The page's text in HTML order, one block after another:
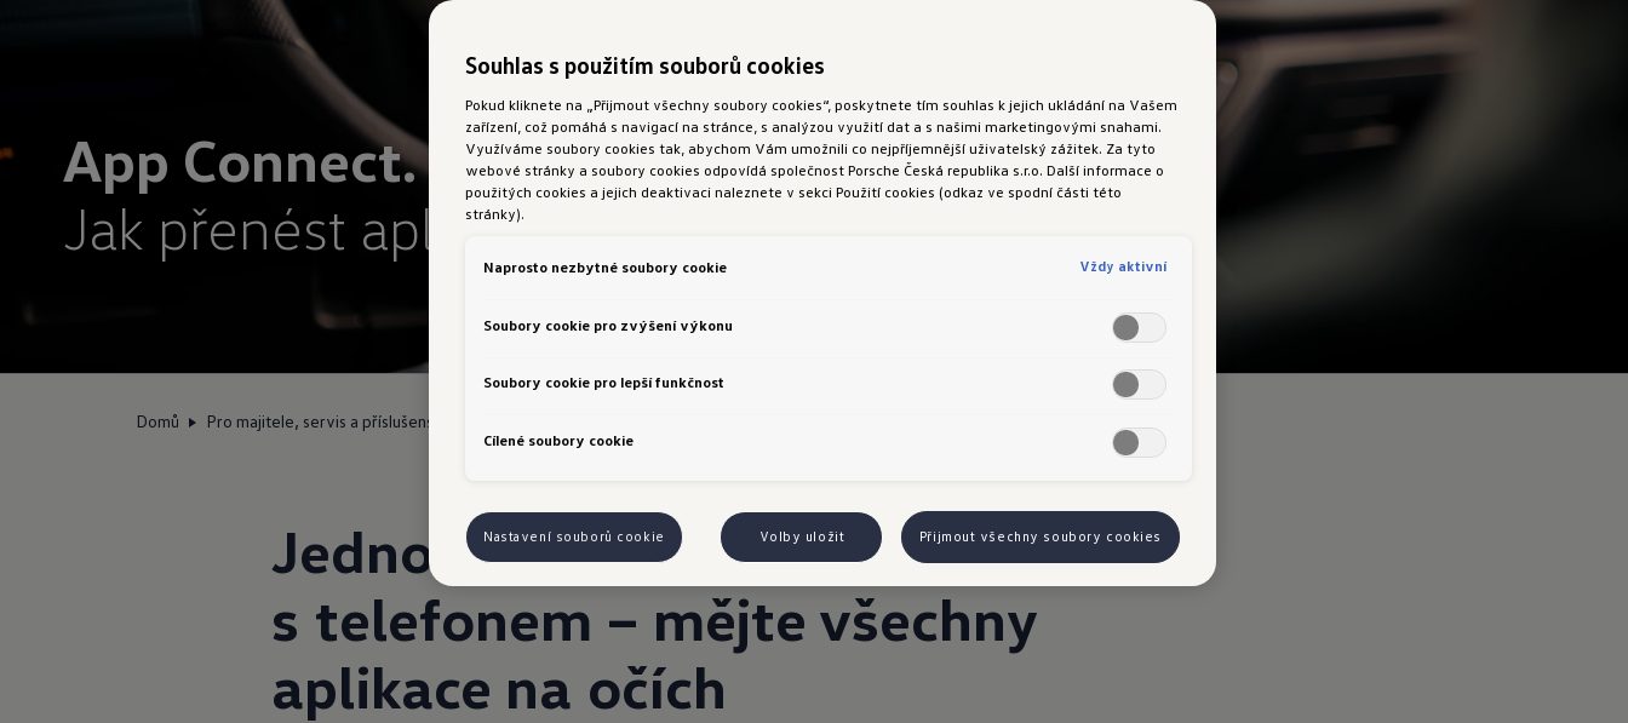
App Connect.
Jak přenést aplikace do vozidla
Domů Pro majitele, servis a příslušenství
Jednoduše propojte auto
s telefonem – mějte všechny
aplikace na očích
Souhlas s použitím souborů cookies
Pokud kliknete na „Přijmout všechny soubory cookies“, poskytnete tím souhlas k jejich ukládání na Vašem
zařízení, což pomáhá s navigací na stránce, s analýzou využití dat a s našimi marketingovými snahami.
Využíváme soubory cookies tak, abychom Vám umožnili co nejpříjemnější uživatelský zážitek. Za tyto
webové stránky a soubory cookies odpovídá společnost Porsche Česká republika s.r.o. Další informace o
použitých cookies a jejich deaktivaci naleznete v sekci Použití cookies (odkaz ve spodní části této
stránky).
Naprosto nezbytné soubory cookie Vždy aktivní
Soubory cookie pro zvýšení výkonu
Soubory cookie pro lepší funkčnost
Cílené soubory cookie
Nastavení souborů cookie Volby uložit Přijmout všechny soubory cookies